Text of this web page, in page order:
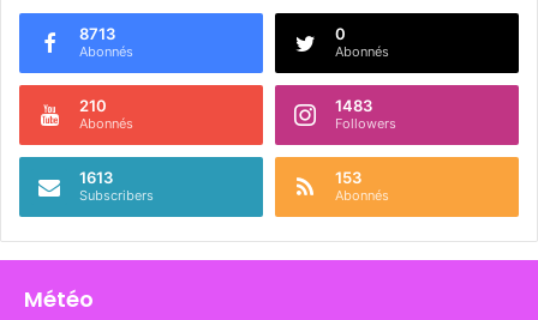
8713
Abonnés
0
Abonnés
210
Abonnés
1483
Followers
1613
Subscribers
153
Abonnés
Météo